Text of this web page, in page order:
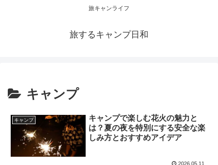
旅キャンライフ
旅するキャンプ日和
キャンプ
キャンプ
キャンプで楽しむ花火の魅力と
は？夏の夜を特別にする安全な楽
しみ方とおすすめアイデア
2026.05.11